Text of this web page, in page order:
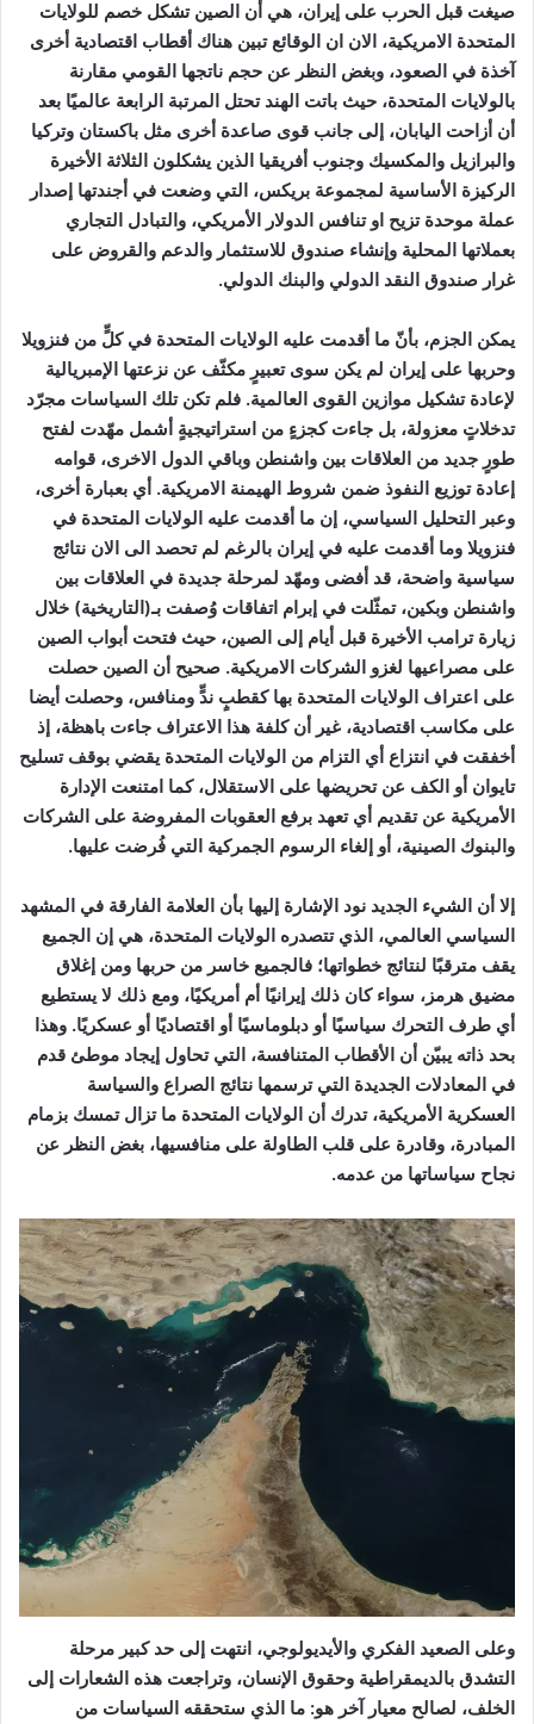
صيغت قبل الحرب على إيران، هي أن الصين تشكل خصم للولايات
المتحدة الامريكية، الان ان الوقائع تبين هناك أقطاب اقتصادية أخرى
آخذة في الصعود، وبغض النظر عن حجم ناتجها القومي مقارنة
بالولايات المتحدة، حيث باتت الهند تحتل المرتبة الرابعة عالميًا بعد
أن أزاحت اليابان، إلى جانب قوى صاعدة أخرى مثل باكستان وتركيا
والبرازيل والمكسيك وجنوب أفريقيا الذين يشكلون الثلاثة الأخيرة
الركيزة الأساسية لمجموعة بريكس، التي وضعت في أجندتها إصدار
عملة موحدة تزيح او تنافس الدولار الأمريكي، والتبادل التجاري
بعملاتها المحلية وإنشاء صندوق للاستثمار والدعم والقروض على
غرار صندوق النقد الدولي والبنك الدولي.
يمكن الجزم، بأنّ ما أقدمت عليه الولايات المتحدة في كلٍّ من فنزويلا
وحربها على إيران لم يكن سوى تعبيرٍ مكثّف عن نزعتها الإمبريالية
لإعادة تشكيل موازين القوى العالمية. فلم تكن تلك السياسات مجرّد
تدخلاتٍ معزولة، بل جاءت كجزءٍ من استراتيجيةٍ أشمل مهّدت لفتح
طورٍ جديد من العلاقات بين واشنطن وباقي الدول الاخرى، قوامه
إعادة توزيع النفوذ ضمن شروط الهيمنة الامريكية. أي بعبارة أخرى،
وعبر التحليل السياسي، إن ما أقدمت عليه الولايات المتحدة في
فنزويلا وما أقدمت عليه في إيران بالرغم لم تحصد الى الان نتائج
سياسية واضحة، قد أفضى ومهّد لمرحلة جديدة في العلاقات بين
واشنطن وبكين، تمثّلت في إبرام اتفاقات وُصفت بـ(التاريخية) خلال
زيارة ترامب الأخيرة قبل أيام إلى الصين، حيث فتحت أبواب الصين
على مصراعيها لغزو الشركات الامريكية. صحيح أن الصين حصلت
على اعتراف الولايات المتحدة بها كقطبٍ ندٍّ ومنافس، وحصلت أيضا
على مكاسب اقتصادية، غير أن كلفة هذا الاعتراف جاءت باهظة، إذ
أخفقت في انتزاع أي التزام من الولايات المتحدة يقضي بوقف تسليح
تايوان أو الكف عن تحريضها على الاستقلال، كما امتنعت الإدارة
الأمريكية عن تقديم أي تعهد برفع العقوبات المفروضة على الشركات
والبنوك الصينية، أو إلغاء الرسوم الجمركية التي فُرضت عليها.
إلا أن الشيء الجديد نود الإشارة إليها بأن العلامة الفارقة في المشهد
السياسي العالمي، الذي تتصدره الولايات المتحدة، هي إن الجميع
يقف مترقبًا لنتائج خطواتها؛ فالجميع خاسر من حربها ومن إغلاق
مضيق هرمز، سواء كان ذلك إيرانيًا أم أمريكيًا، ومع ذلك لا يستطيع
أي طرف التحرك سياسيًا أو دبلوماسيًا أو اقتصاديًا أو عسكريًا. وهذا
بحد ذاته يبيّن أن الأقطاب المتنافسة، التي تحاول إيجاد موطئ قدم
في المعادلات الجديدة التي ترسمها نتائج الصراع والسياسة
العسكرية الأمريكية، تدرك أن الولايات المتحدة ما تزال تمسك بزمام
المبادرة، وقادرة على قلب الطاولة على منافسيها، بغض النظر عن
نجاح سياساتها من عدمه.
وعلى الصعيد الفكري والأيديولوجي، انتهت إلى حد كبير مرحلة
التشدق بالديمقراطية وحقوق الإنسان، وتراجعت هذه الشعارات إلى
الخلف، لصالح معيار آخر هو: ما الذي ستحققه السياسات من